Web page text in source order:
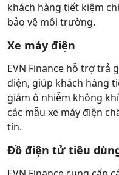
khách hàng tiết kiệm
bảo vệ môi trường.
Xe máy điện
EVN Finance hỗ trợ trả
điện, giúp khách hàng
giảm ô nhiễm không
các mẫu xe máy điện
tín.
Đồ điện tử tiêu